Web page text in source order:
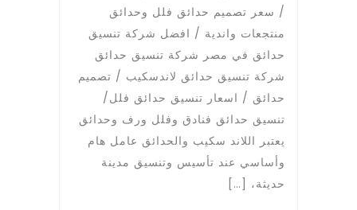
/ سعر تصميم حدائق فلل وحدائق
منتجعات واندية / افضل شركة تنسيق
حدائق في مصر شركة تنسيق حدائق
شركة تنسيق حدائق لاندسكيب / تصميم
حدائق / اسعار تنسيق حدائق فلل/
تنسيق حدائق فنادق وفلل ورف وحدائق
يعتبر اللاند سكيب والحدائق عامل هام
وأساسي عند تأسيس وتنسيق مدينة
حديثة، […]